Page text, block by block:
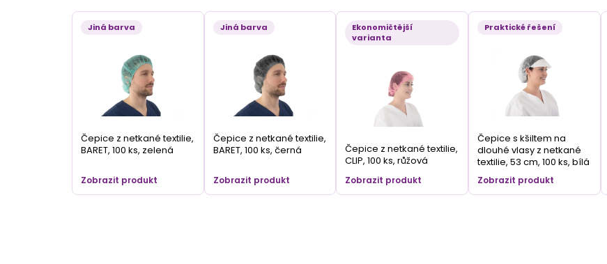
Jiná barva
Čepice z netkané textilie,
BARET, 100 ks, zelená
Zobrazit produkt
Jiná barva
Čepice z netkané textilie,
BARET, 100 ks, černá
Zobrazit produkt
Ekonomičtější
varianta
Čepice z netkané textilie,
CLIP, 100 ks, růžová
Zobrazit produkt
Praktické řešení
Čepice s kšiltem na
dlouhé vlasy z netkané
textilie, 53 cm, 100 ks, bílá
Zobrazit produkt